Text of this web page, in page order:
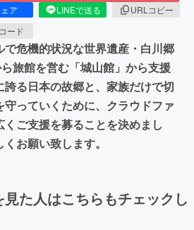
ア LINEで送る
URLコピー
ード
危機的状況な世界遺産・白川郷
旅館を営む「城山館」から支援
る日本の故郷と、家族だけで切
守っていくために、クラウドファ
ご支援を募ることを決めまし
お願い致します。
た人はこちらもチェックし